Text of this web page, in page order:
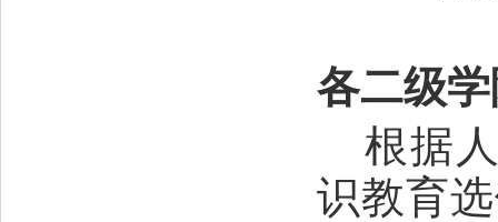
各二级
根据
识教育